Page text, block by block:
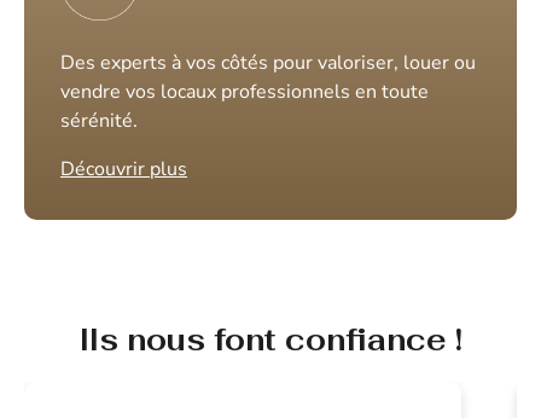
Des experts à vos côtés pour valoriser, louer ou
vendre vos locaux professionnels en toute
sérénité.
Découvrir plus
Ils nous font confiance !